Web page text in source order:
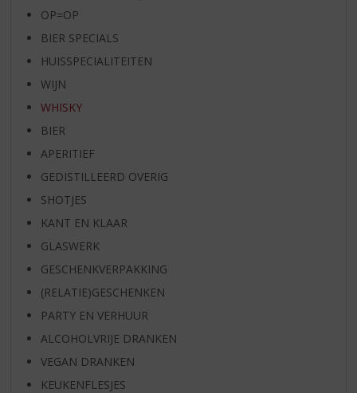
OP=OP
BIER SPECIALS
HUISSPECIALITEITEN
WIJN
WHISKY
BIER
APERITIEF
GEDISTILLEERD OVERIG
SHOTJES
KANT EN KLAAR
GLASWERK
GESCHENKVERPAKKING
(RELATIE)GESCHENKEN
PARTY EN VERHUUR
ALCOHOLVRIJE DRANKEN
VEGAN DRANKEN
KEUKENFLESJES